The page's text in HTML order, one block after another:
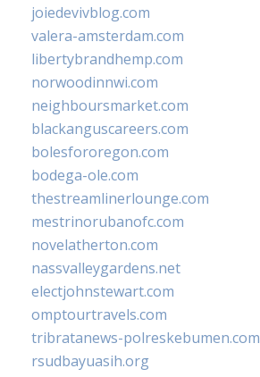
joiedevivblog.com
valera-amsterdam.com
libertybrandhemp.com
norwoodinnwi.com
neighboursmarket.com
blackanguscareers.com
bolesfororegon.com
bodega-ole.com
thestreamlinerlounge.com
mestrinorubanofc.com
novelatherton.com
nassvalleygardens.net
electjohnstewart.com
omptourtravels.com
tribratanews-polreskebumen.com
rsudbayuasih.org